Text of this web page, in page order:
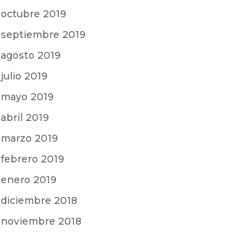
octubre 2019
septiembre 2019
agosto 2019
julio 2019
mayo 2019
abril 2019
marzo 2019
febrero 2019
enero 2019
diciembre 2018
noviembre 2018